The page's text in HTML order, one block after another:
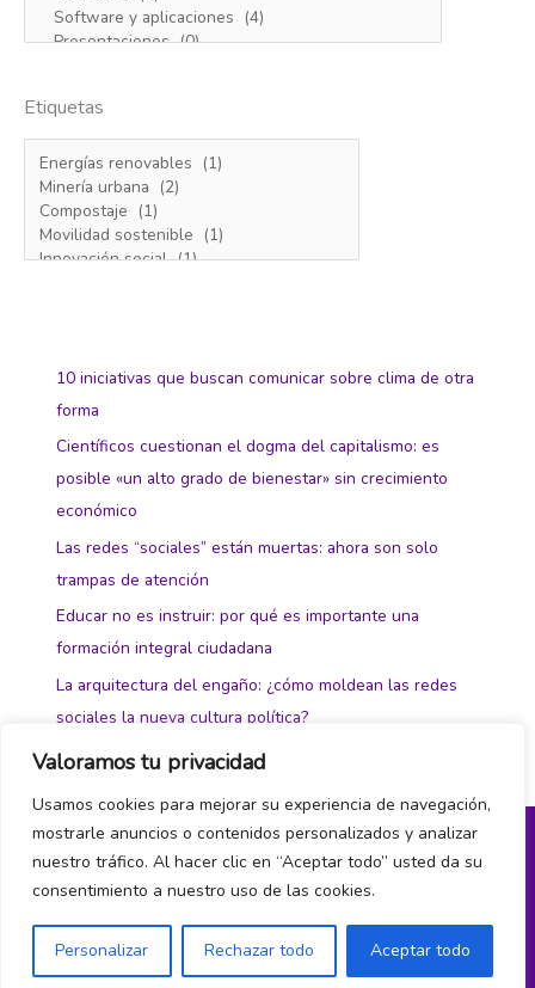
Valoramos tu privacidad
Usamos cookies para mejorar su experiencia de navegación,
mostrarle anuncios o contenidos personalizados y analizar
nuestro tráfico. Al hacer clic en “Aceptar todo” usted da su
consentimiento a nuestro uso de las cookies.
Personalizar Rechazar todo Aceptar todo
Etiquetas
10 iniciativas que buscan comunicar sobre clima de otra
forma
Científicos cuestionan el dogma del capitalismo: es
posible «un alto grado de bienestar» sin crecimiento
económico
Las redes “sociales” están muertas: ahora son solo
trampas de atención
Educar no es instruir: por qué es importante una
formación integral ciudadana
La arquitectura del engaño: ¿cómo moldean las redes
sociales la nueva cultura política?
Política de privacidad y cookies
¿Hablamos?